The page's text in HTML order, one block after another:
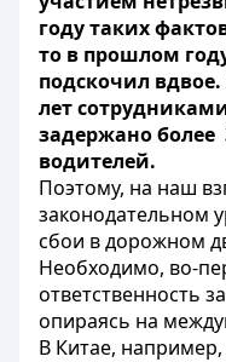
году таких
то в прошлом
подскочил вдвое.
лет
задержано более
водителей.
Поэтому, на наш
законодательном
сбои в дорожном
Необходимо, во-
ответственность
опираясь на
В Китае,